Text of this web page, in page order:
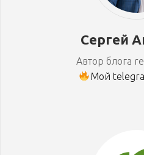
Сергей
Автор блога
Мой